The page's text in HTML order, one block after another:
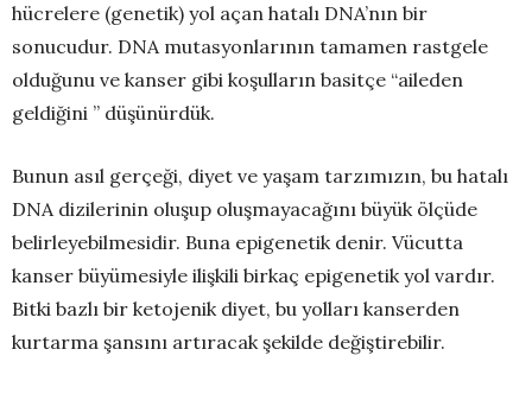
hücrelere (genetik) yol açan hatalı DNA’nın bir
sonucudur. DNA mutasyonlarının tamamen rastgele
olduğunu ve kanser gibi koşulların basitçe “aileden
geldiğini ” düşünürdük.
Bunun asıl gerçeği, diyet ve yaşam tarzımızın, bu hatalı
DNA dizilerinin oluşup oluşmayacağını büyük ölçüde
belirleyebilmesidir. Buna epigenetik denir. Vücutta
kanser büyümesiyle ilişkili birkaç epigenetik yol vardır.
Bitki bazlı bir ketojenik diyet, bu yolları kanserden
kurtarma şansını artıracak şekilde değiştirebilir.